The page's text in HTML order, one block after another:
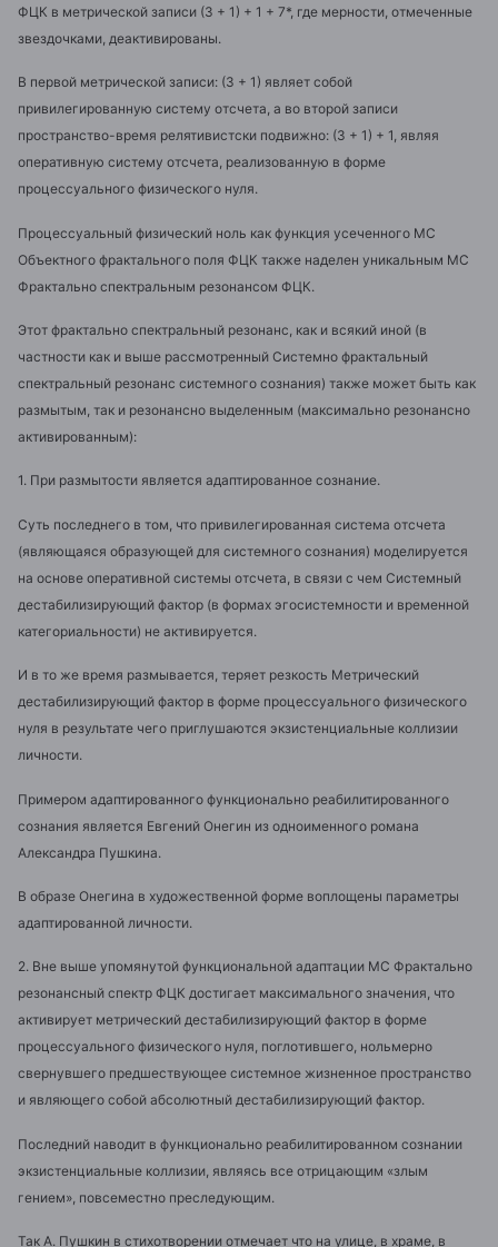
ФЦК в метрической записи (3 + 1) + 1 + 7*, где мерности, отмеченные
звездочками, деактивированы.
В первой метрической записи: (3 + 1) являет собой
привилегированную систему отсчета, а во второй записи
пространство-время релятивистски подвижно: (3 + 1) + 1, являя
оперативную систему отсчета, реализованную в форме
процессуального физического нуля.
Процессуальный физический ноль как функция усеченного МС
Объектного фрактального поля ФЦК также наделен уникальным МС
Фрактально спектральным резонансом ФЦК.
Этот фрактально спектральный резонанс, как и всякий иной (в
частности как и выше рассмотренный Системно фрактальный
спектральный резонанс системного сознания) также может быть как
размытым, так и резонансно выделенным (максимально резонансно
активированным):
1. При размытости является адаптированное сознание.
Суть последнего в том, что привилегированная система отсчета
(являющаяся образующей для системного сознания) моделируется
на основе оперативной системы отсчета, в связи с чем Системный
дестабилизирующий фактор (в формах эгосистемности и временной
категориальности) не активируется.
И в то же время размывается, теряет резкость Метрический
дестабилизирующий фактор в форме процессуального физического
нуля в результате чего приглушаются экзистенциальные коллизии
личности.
Примером адаптированного функционально реабилитированного
сознания является Евгений Онегин из одноименного романа
Александра Пушкина.
В образе Онегина в художественной форме воплощены параметры
адаптированной личности.
2. Вне выше упомянутой функциональной адаптации МС Фрактально
резонансный спектр ФЦК достигает максимального значения, что
активирует метрический дестабилизирующий фактор в форме
процессуального физического нуля, поглотившего, нольмерно
свернувшего предшествующее системное жизненное пространство
и являющего собой абсолютный дестабилизирующий фактор.
Последний наводит в функционально реабилитированном сознании
экзистенциальные коллизии, являясь все отрицающим «злым
гением», повсеместно преследующим.
Так А. Пушкин в стихотворении отмечает что на улице, в храме, в